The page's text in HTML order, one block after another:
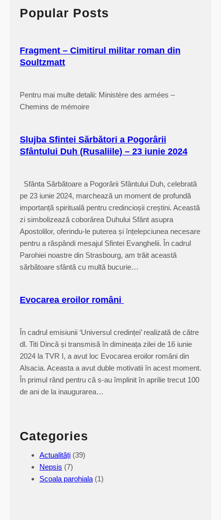
h
Popular Posts
Fragment – Cimitirul militar roman din
Soultzmatt
Pentru mai multe detalii: Ministère des armées –
Chemins de mémoire
Slujba Sfintei Sărbători a Pogorârii
Sfântului Duh (Rusaliile) – 23 iunie 2024
Sfânta Sărbătoare a Pogorârii Sfântului Duh, celebrată
pe 23 iunie 2024, marchează un moment de profundă
importanță spirituală pentru credincioșii creștini. Această
zi simbolizează coborârea Duhului Sfânt asupra
Apostolilor, oferindu-le puterea și înțelepciunea necesare
pentru a răspândi mesajul Sfintei Evanghelii. În cadrul
Parohiei noastre din Strasbourg, am trăit această
sărbătoare sfântă cu multă bucurie…
Evocarea eroilor români
În cadrul emisiunii ‘Universul credinței’ realizată de către
dl. Titi Dincă și transmisă în dimineața zilei de 16 iunie
2024 la TVR I, a avut loc Evocarea eroilor români din
Alsacia. Aceasta a avut duble motivatii în acest moment.
În primul rând pentru că s-au împlinit în aprilie trecut 100
de ani de la inaugurarea…
Categories
Actualități (39)
Nepsis (7)
Scoala parohiala (1)